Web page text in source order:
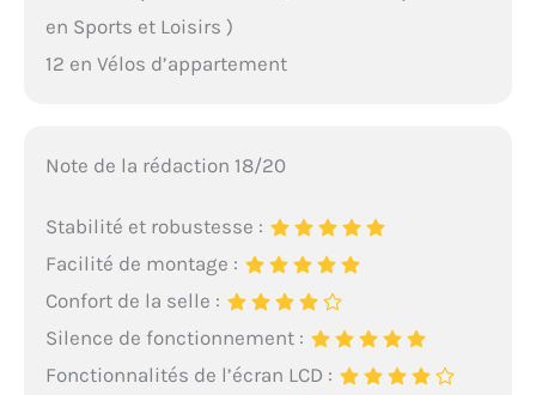
en Sports et Loisirs )
12 en Vélos d’appartement
Note de la rédaction 18/20
Stabilité et robustesse :
Facilité de montage :
Confort de la selle :
Silence de fonctionnement :
Fonctionnalités de l’écran LCD :